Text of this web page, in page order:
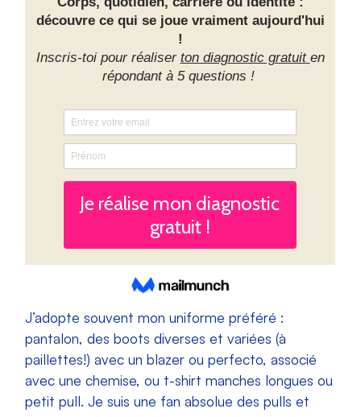
J’adopte souvent mon uniforme préféré :
pantalon, des boots diverses et variées (à
paillettes!) avec un blazer ou perfecto, associé
avec une chemise, ou t-shirt manches longues ou
petit pull. Je suis une fan absolue des pulls et